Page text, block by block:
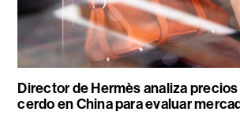
Director de Hermès analiza
cerdo en China para evaluar